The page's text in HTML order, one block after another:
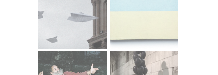
Raspoloženje umjetnika mjeri se Brinellima, a sve je
posljedica termičke obrade, gdje je temperatura jedina
Igor Brešan
-------------------------